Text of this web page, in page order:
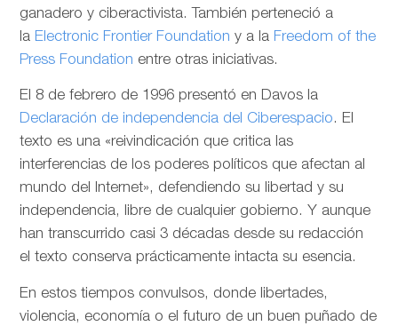
ganadero y ciberactivista. También perteneció a
la Electronic Frontier Foundation y a la Freedom of the
Press Foundation entre otras iniciativas.
El 8 de febrero de 1996 presentó en Davos la
Declaración de independencia del Ciberespacio. El
texto es una «reivindicación que critica las
interferencias de los poderes políticos que afectan al
mundo del Internet», defendiendo su libertad y su
independencia, libre de cualquier gobierno. Y aunque
han transcurrido casi 3 décadas desde su redacción
el texto conserva prácticamente intacta su esencia.
En estos tiempos convulsos, donde libertades,
violencia, economía o el futuro de un buen puñado de